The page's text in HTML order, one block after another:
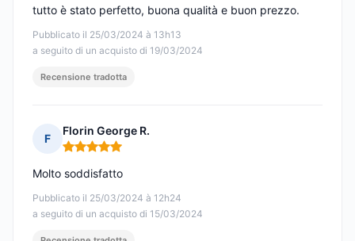
Pubblicato il 25/03/2024 à 13h13
a seguito di un acquisto di 19/03/2024
tutto è stato perfetto, buona qualità e buon prezzo.
Recensione tradotta
F
Florin George R.
Nota: 5 su 5
Pubblicato il 25/03/2024 à 12h24
a seguito di un acquisto di 15/03/2024
Molto soddisfatto